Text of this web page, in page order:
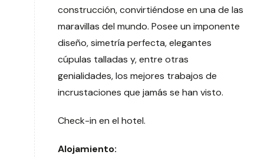
construcción, convirtiéndose en una de las
maravillas del mundo. Posee un imponente
diseño, simetría perfecta, elegantes
cúpulas talladas y, entre otras
genialidades, los mejores trabajos de
incrustaciones que jamás se han visto.
Check-in en el hotel.
Alojamiento: